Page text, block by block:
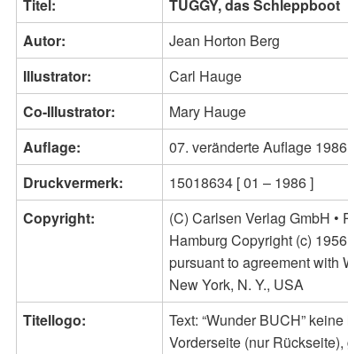
Titel:
TUGGY, das Schleppboot
Autor:
Jean Horton Berg
Illustrator:
Carl Hauge
Co-Illustrator:
Mary Hauge
Auflage:
07. veränderte Auflage 1986
Druckvermerk:
15018634 [ 01 – 1986 ]
Copyright:
(C) Carlsen Verlag GmbH •
Hamburg Copyright (c)
pursuant to agreement with
New York, N. Y., USA
Titellogo:
Text: “Wunder BUCH”
Vorderseite (nur